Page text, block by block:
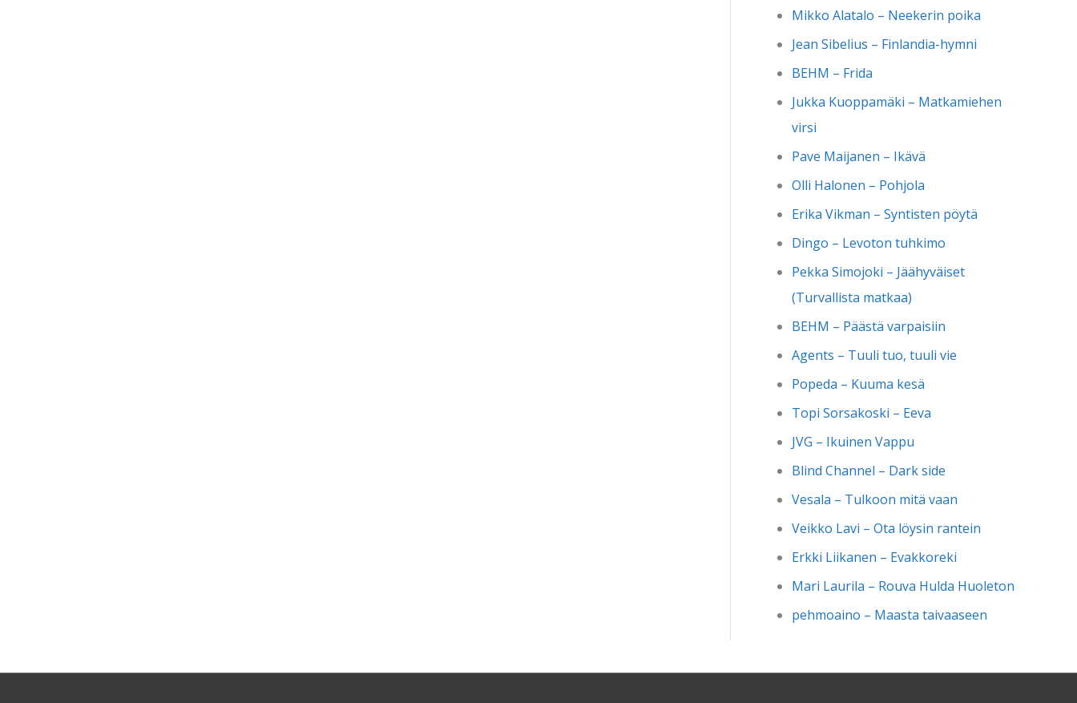
Mikko Alatalo – Neekerin poika
Jean Sibelius – Finlandia-hymni
BEHM – Frida
Jukka Kuoppamäki – Matkamiehen
virsi
Pave Maijanen – Ikävä
Olli Halonen – Pohjola
Erika Vikman – Syntisten pöytä
Dingo – Levoton tuhkimo
Pekka Simojoki – Jäähyväiset
(Turvallista matkaa)
BEHM – Päästä varpaisiin
Agents – Tuuli tuo, tuuli vie
Popeda – Kuuma kesä
Topi Sorsakoski – Eeva
JVG – Ikuinen Vappu
Blind Channel – Dark side
Vesala – Tulkoon mitä vaan
Veikko Lavi – Ota löysin rantein
Erkki Liikanen – Evakkoreki
Mari Laurila – Rouva Hulda Huoleton
pehmoaino – Maasta taivaaseen